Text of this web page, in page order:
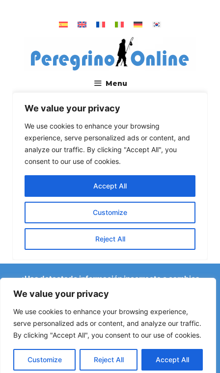
We value your privacy
We use cookies to enhance your browsing experience,
serve personalized ads or content, and analyze our traffic.
By clicking "Accept All", you consent to our use of cookies.
Customize Reject All Accept All
¿Has detectado información incorrecta o cambios
recientes en el Camino?
Avisos sobre albergues cerrados, inundaciones, desvíos,
obras u otros cambios ayudan a mantener la guía
actualizada.
Si puedes, indica la etapa correspondiente.